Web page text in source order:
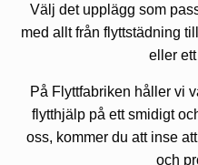
Välj det upplägg som
med allt från flyttstädning
eller
På Flyttfabriken håller vi
flytthjälp på ett smidigt
oss, kommer du att inse
och